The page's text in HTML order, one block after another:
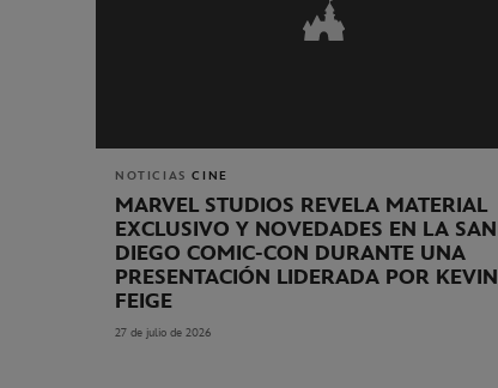
NOTICIAS CINE
MARVEL STUDIOS REVELA MATERIAL
EXCLUSIVO Y NOVEDADES EN LA SAN
DIEGO COMIC-CON DURANTE UNA
PRESENTACIÓN LIDERADA POR KEVIN
FEIGE
27 de julio de 2026